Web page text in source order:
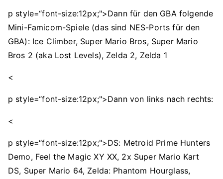
p style=“font-size:12px;">Dann für den GBA folgende
Mini-Famicom-Spiele (das sind NES-Ports für den
GBA): Ice Climber, Super Mario Bros, Super Mario
Bros 2 (aka Lost Levels), Zelda 2, Zelda 1
<
p style=“font-size:12px;">Dann von links nach rechts:
<
p style=“font-size:12px;">DS: Metroid Prime Hunters
Demo, Feel the Magic XY XX, 2x Super Mario Kart
DS, Super Mario 64, Zelda: Phantom Hourglass,